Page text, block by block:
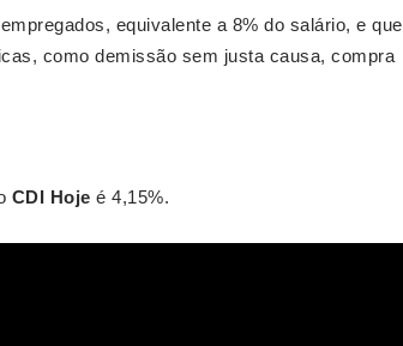
equivalente a 8% do salário, e que
como demissão sem justa causa, compra
CDI Hoje é 4,15%.